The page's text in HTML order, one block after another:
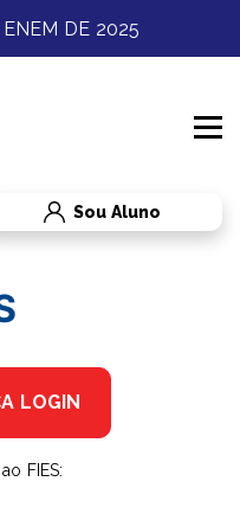
DE 2025
Sou Aluno
LOGIN
FIES: